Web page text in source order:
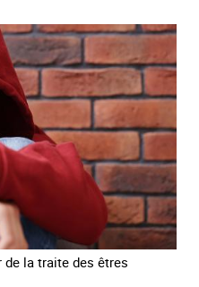
la traite des êtres